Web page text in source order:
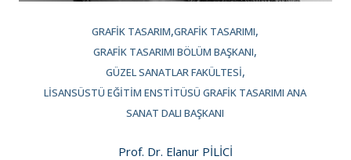
GRAFIK TASARIM GRAFIK TASARIMI
GRAFIK TASARIMI BÖLÜM BAŞKANI
GÜZEL SANATLAR FAKÜLTESI
LISANSÜSTÜ EĞITIM ENSTITÜSÜ GRAFIK TASARIMI ANA
SANAT DALI BAŞKANI
Prof. Dr. Elanur PİLİCİ